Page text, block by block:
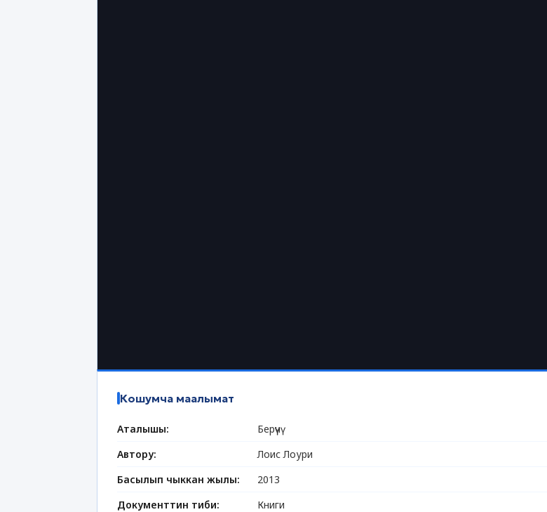
Кошумча маалымат
Аталышы:
Берүүчү
Автору:
Лоис Лоури
Басылып чыккан жылы:
2013
Документтин тиби:
Книги